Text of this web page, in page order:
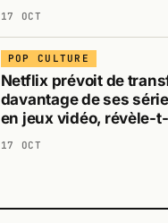
17 OCT
POP CULTURE
Netflix prévoit de
davantage de ses
en jeux vidéo, révèle-
17 OCT